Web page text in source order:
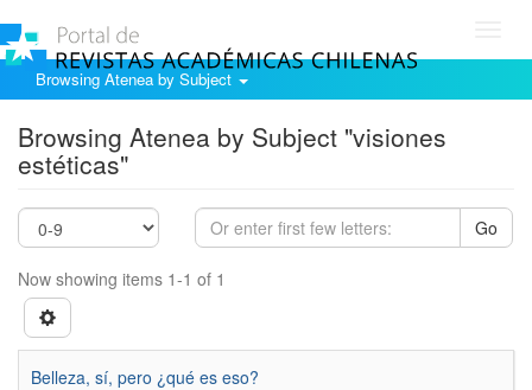
Browsing Atenea by Subject
Browsing Atenea by Subject "visiones
estéticas"
Go
Now showing items 1-1 of 1
Belleza, sí, pero ¿qué es eso?